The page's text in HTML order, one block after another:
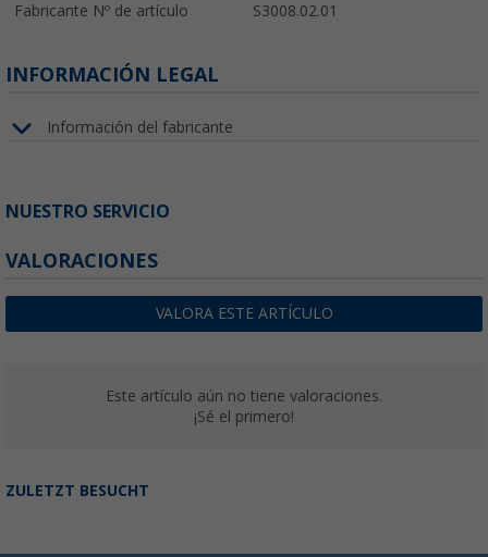
Fabricante Nº de artículo S3008.02.01
INFORMACIÓN LEGAL
Información del fabricante
NUESTRO SERVICIO
VALORACIONES
VALORA ESTE ARTÍCULO
Este artículo aún no tiene valoraciones.
¡Sé el primero!
ZULETZT BESUCHT